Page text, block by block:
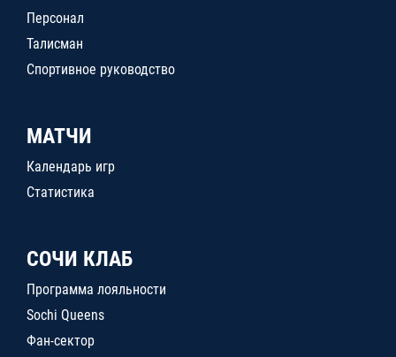
Персонал
Талисман
Спортивное руководство
МАТЧИ
Календарь игр
Статистика
СОЧИ КЛАБ
Программа лояльности
Sochi Queens
Фан-сектор